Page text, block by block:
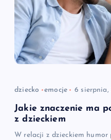
dziecko emocje 6 sierpnia,
Jakie znaczenie ma
z dzieckiem
W relacji z dzieckiem humor